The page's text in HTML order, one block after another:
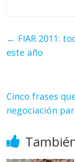
← FIAR 2011:
este año
Cinco frases
negociación